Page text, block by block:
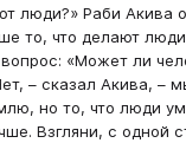
люди?» Раби Акива
то, что делают
«Может ли
– сказал Акива, –
но то, что люди
Взгляни, с одной